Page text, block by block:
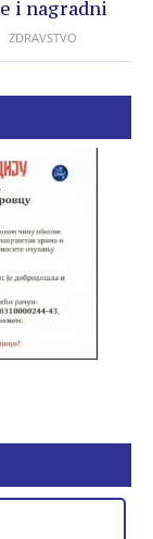
i nagradni
ZDRAVSTVO